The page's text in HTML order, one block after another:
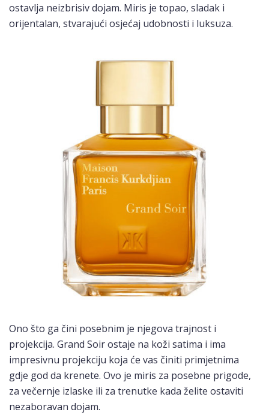
ostavlja neizbrisiv dojam. Miris je topao, sladak i
orijentalan, stvarajući osjećaj udobnosti i luksuza.
Ono što ga čini posebnim je njegova trajnost i
projekcija. Grand Soir ostaje na koži satima i ima
impresivnu projekciju koja će vas činiti primjetnima
gdje god da krenete. Ovo je miris za posebne prigode,
za večernje izlaske ili za trenutke kada želite ostaviti
nezaboravan dojam.